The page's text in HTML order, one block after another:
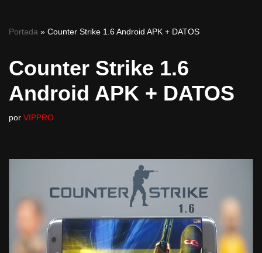
Portada » Counter Strike 1.6 Android APK + DATOS
Counter Strike 1.6
Android APK + DATOS
por VIPPRO